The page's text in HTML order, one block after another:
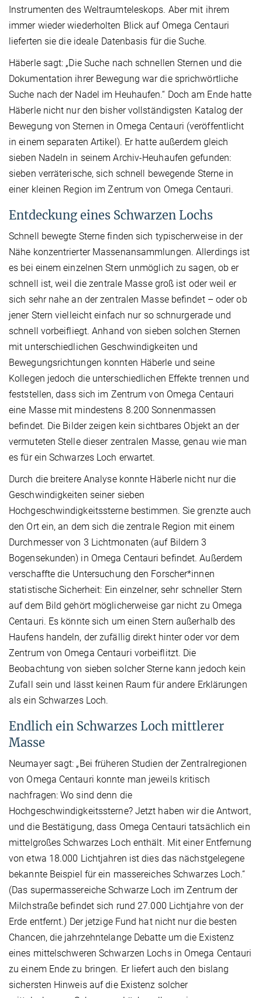
Instrumenten des Weltraumteleskops. Aber mit ihrem
immer wieder wiederholten Blick auf Omega Centauri
lieferten sie die ideale Datenbasis für die Suche.
Häberle sagt: „Die Suche nach schnellen Sternen und die
Dokumentation ihrer Bewegung war die sprichwörtliche
Suche nach der Nadel im Heuhaufen.“ Doch am Ende hatte
Häberle nicht nur den bisher vollständigsten Katalog der
Bewegung von Sternen in Omega Centauri (veröffentlicht
in einem separaten Artikel). Er hatte außerdem gleich
sieben Nadeln in seinem Archiv-Heuhaufen gefunden:
sieben verräterische, sich schnell bewegende Sterne in
einer kleinen Region im Zentrum von Omega Centauri.
Entdeckung eines Schwarzen Lochs
Schnell bewegte Sterne finden sich typischerweise in der
Nähe konzentrierter Massenansammlungen. Allerdings ist
es bei einem einzelnen Stern unmöglich zu sagen, ob er
schnell ist, weil die zentrale Masse groß ist oder weil er
sich sehr nahe an der zentralen Masse befindet – oder ob
jener Stern vielleicht einfach nur so schnurgerade und
schnell vorbeifliegt. Anhand von sieben solchen Sternen
mit unterschiedlichen Geschwindigkeiten und
Bewegungsrichtungen konnten Häberle und seine
Kollegen jedoch die unterschiedlichen Effekte trennen und
feststellen, dass sich im Zentrum von Omega Centauri
eine Masse mit mindestens 8.200 Sonnenmassen
befindet. Die Bilder zeigen kein sichtbares Objekt an der
vermuteten Stelle dieser zentralen Masse, genau wie man
es für ein Schwarzes Loch erwartet.
Durch die breitere Analyse konnte Häberle nicht nur die
Geschwindigkeiten seiner sieben
Hochgeschwindigkeitssterne bestimmen. Sie grenzte auch
den Ort ein, an dem sich die zentrale Region mit einem
Durchmesser von 3 Lichtmonaten (auf Bildern 3
Bogensekunden) in Omega Centauri befindet. Außerdem
verschaffte die Untersuchung den Forscher*innen
statistische Sicherheit: Ein einzelner, sehr schneller Stern
auf dem Bild gehört möglicherweise gar nicht zu Omega
Centauri. Es könnte sich um einen Stern außerhalb des
Haufens handeln, der zufällig direkt hinter oder vor dem
Zentrum von Omega Centauri vorbeiflitzt. Die
Beobachtung von sieben solcher Sterne kann jedoch kein
Zufall sein und lässt keinen Raum für andere Erklärungen
als ein Schwarzes Loch.
Endlich ein Schwarzes Loch mittlerer
Masse
Neumayer sagt: „Bei früheren Studien der Zentralregionen
von Omega Centauri konnte man jeweils kritisch
nachfragen: Wo sind denn die
Hochgeschwindigkeitssterne? Jetzt haben wir die Antwort,
und die Bestätigung, dass Omega Centauri tatsächlich ein
mittelgroßes Schwarzes Loch enthält. Mit einer Entfernung
von etwa 18.000 Lichtjahren ist dies das nächstgelegene
bekannte Beispiel für ein massereiches Schwarzes Loch.“
(Das supermassereiche Schwarze Loch im Zentrum der
Milchstraße befindet sich rund 27.000 Lichtjahre von der
Erde entfernt.) Der jetzige Fund hat nicht nur die besten
Chancen, die jahrzehntelange Debatte um die Existenz
eines mittelschweren Schwarzen Lochs in Omega Centauri
zu einem Ende zu bringen. Er liefert auch den bislang
sichersten Hinweis auf die Existenz solcher